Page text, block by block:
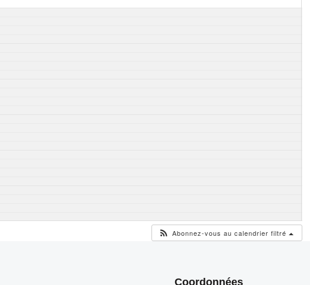
Abonnez-vous au calendrier filtré
Coordonnées